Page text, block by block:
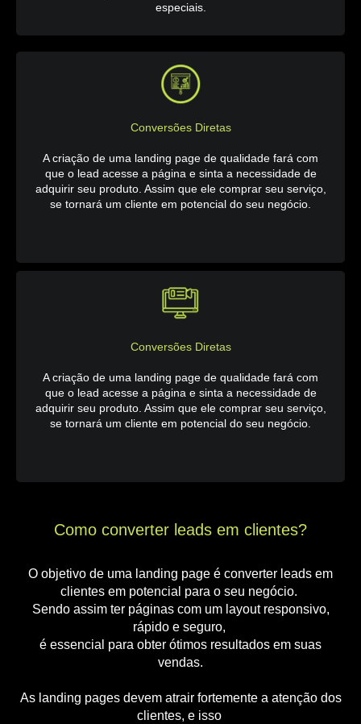
especiais.
Conversões Diretas
A criação de uma landing page de qualidade fará com
que o lead acesse a página e sinta a necessidade de
adquirir seu produto. Assim que ele comprar seu serviço,
se tornará um cliente em potencial do seu negócio.
Conversões Diretas
A criação de uma landing page de qualidade fará com
que o lead acesse a página e sinta a necessidade de
adquirir seu produto. Assim que ele comprar seu serviço,
se tornará um cliente em potencial do seu negócio.
Como converter leads em clientes?
O objetivo de uma landing page é converter leads em
clientes em potencial para o seu negócio.
Sendo assim ter páginas com um layout responsivo,
rápido e seguro,
é essencial para obter ótimos resultados em suas
vendas.
As landing pages devem atrair fortemente a atenção dos
clientes, e isso